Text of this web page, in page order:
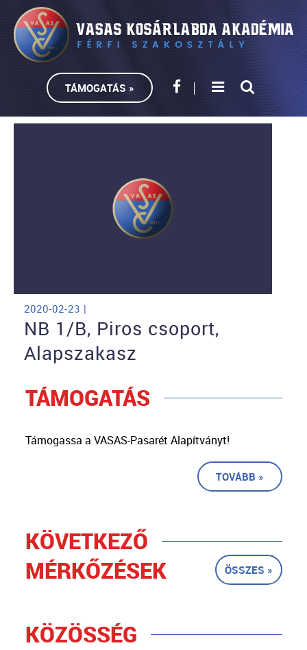
TÁMOGATÁS »
2020-02-23 |
NB 1/B, Piros csoport,
Alapszakasz
TÁMOGATÁS
Támogassa a VASAS-Pasarét Alapítványt!
TOVÁBB »
KÖVETKEZŐ
MÉRKŐZÉSEK
ÖSSZES »
KÖZÖSSÉG